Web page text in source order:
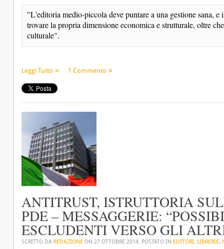
"L'editoria medio-piccola deve puntare a una gestione sana,
trovare la propria dimensione economica e strutturale, oltre
culturale".
Leggi Tutto 1 Commento
ANTITRUST, ISTRUTTORIA
PDE – MESSAGGERIE:
ESCLUDENTI VERSO GLI
SCRITTO DA REDAZIONE ON 27 OTTOBRE 2014. POSTATO IN EDITORI, LIBRERIE,